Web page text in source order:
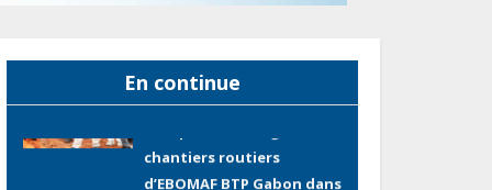
En continue
chantiers routiers
d’EBOMAF BTP Gabon dans
la Ngounié
Gabon : Les paiements
d’intérêts de la dette